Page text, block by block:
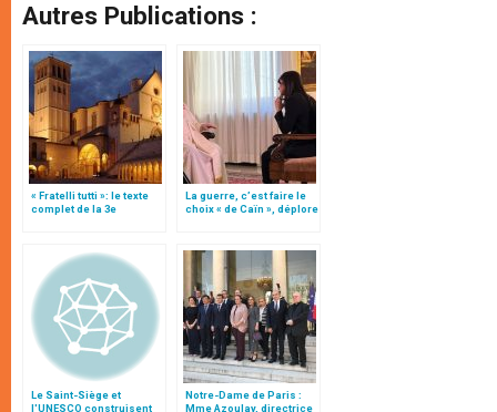
Autres Publications :
« Fratelli tutti »: le texte
complet de la 3e
La guerre, c’est faire le
choix « de Caïn », déplore
Le Saint-Siège et
l'UNESCO construisent
Notre-Dame de Paris :
Mme Azoulay, directrice